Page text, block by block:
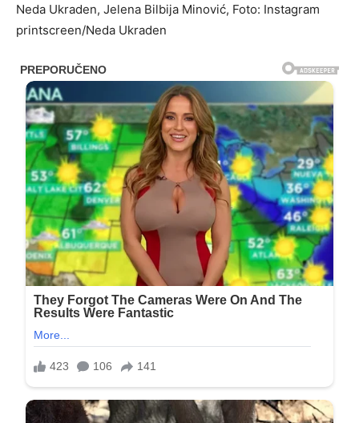
Neda Ukraden, Jelena Bilbija Minović, Foto: Instagram
printscreen/Neda Ukraden